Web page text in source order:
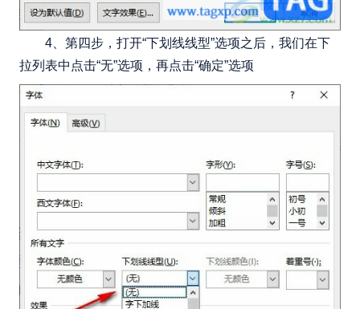
4、第四步，打开“下划线线型”选项之后，我们在下
拉列表中点击“无”选项，再点击“确定”选项